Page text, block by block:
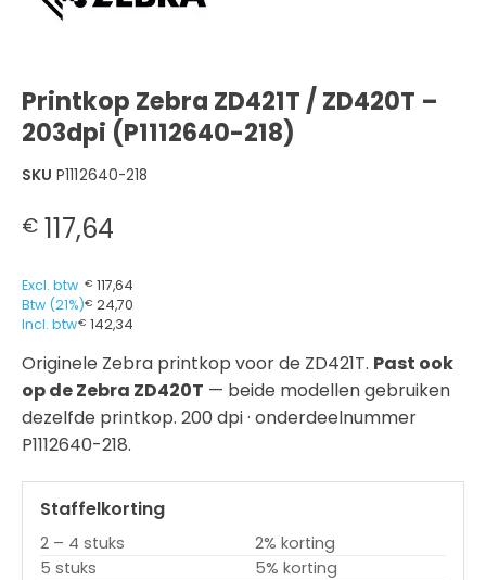
Printkop Zebra ZD421T / ZD420T –
203dpi (P1112640-218)
SKU P1112640-218
€ 117,64
Excl. btw € 117,64
Btw (21%)€ 24,70
Incl. btw€ 142,34
Originele Zebra printkop voor de ZD421T. Past ook
op de Zebra ZD420T — beide modellen gebruiken
dezelfde printkop. 200 dpi · onderdeelnummer
P1112640-218.
Staffelkorting
2 – 4 stuks
2% korting
5 stuks
5% korting